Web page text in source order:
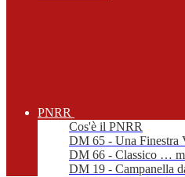
PNRR
Cos'è il PNRR
DM 65 - Una Finestra
DM 66 - Classico …
DM 19 - Campanella